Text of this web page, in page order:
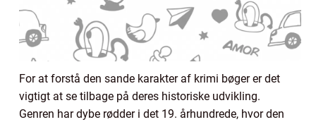
For at forstå den sande karakter af krimi bøger er det
vigtigt at se tilbage på deres historiske udvikling.
Genren har dybe rødder i det 19. århundrede, hvor den